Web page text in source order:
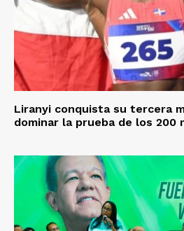
Liranyi conquista su tercera
dominar la prueba de los 200